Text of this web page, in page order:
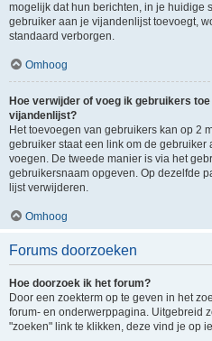
mogelijk dat hun berichten, in je huidige
gebruiker aan je vijandenlijst toevoegt,
standaard verborgen.
Omhoog
Hoe verwijder of voeg ik gebruikers
vijandenlijst?
Het toevoegen van gebruikers kan op 2
gebruiker staat een link om de
voegen. De tweede manier is via het
gebruikersnaam opgeven. Op dezelfde
lijst verwijderen.
Omhoog
Forums doorzoeken
Hoe doorzoek ik het forum?
Door een zoekterm op te geven in het
forum- en onderwerppagina. Uitgebreid
"zoeken" link te klikken, deze vind je op